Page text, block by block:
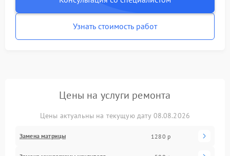
Узнать стоимость работ
Цены на услуги ремонта
Цены актуальны на текущую дату 08.08.2026
Замена матрицы 1280 р